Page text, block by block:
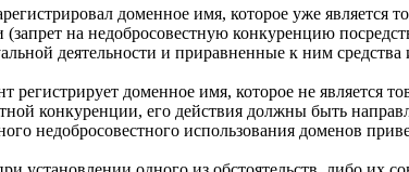
доменное имя, которое уже
(запрет на недобросовестную конкуренцию
деятельности и приравненные к ним
регистрирует доменное имя, которое не
конкуренции, его действия должны быть
недобросовестного использования доменов